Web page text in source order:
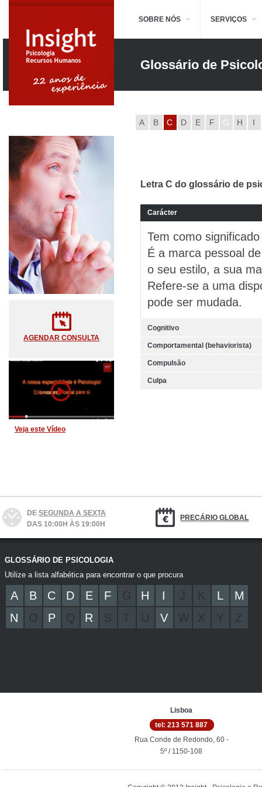
SOBRE NÓS SERVIÇOS
Glossário de
A B C D E F G H I
Letra C do glossário de
Carácter
Tem como significado
É a marca pessoal
o seu estilo, a sua
Refere-se a uma
pode ser mudada.
Cognitivo
Comportamental (behaviorista)
Compulsão
Culpa
AGENDAR CONSULTA
Veja este Vídeo
DESEGUNDA A SEXTA
DAS 10:00H ÀS 19:00H
PREÇÁRIO GLOBAL
GLOSSÁRIO DE PSICOLOGIA
Utilize a lista alfabética para encontrar o que procura
A B C D E F G H I K L
M
N
O P Q R S V W X Y Z
Lisboa
tel: 213 571 887
Rua Conde de Redondo, 60 -
5º / 1150-108